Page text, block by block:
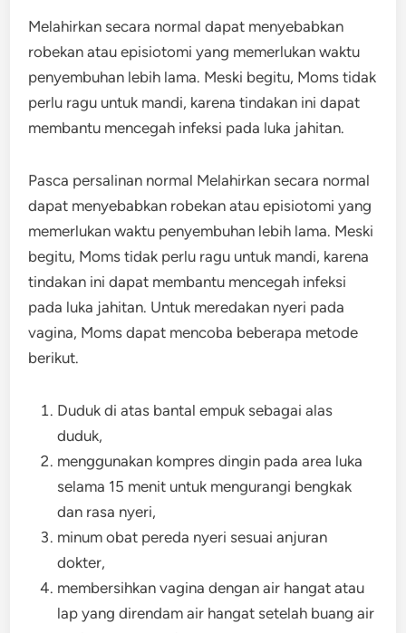
Melahirkan secara normal dapat menyebabkan
robekan atau episiotomi yang memerlukan waktu
penyembuhan lebih lama. Meski begitu, Moms tidak
perlu ragu untuk mandi, karena tindakan ini dapat
membantu mencegah infeksi pada luka jahitan.
Pasca persalinan normal Melahirkan secara normal
dapat menyebabkan robekan atau episiotomi yang
memerlukan waktu penyembuhan lebih lama. Meski
begitu, Moms tidak perlu ragu untuk mandi, karena
tindakan ini dapat membantu mencegah infeksi
pada luka jahitan. Untuk meredakan nyeri pada
vagina, Moms dapat mencoba beberapa metode
berikut.
Duduk di atas bantal empuk sebagai alas
duduk,
menggunakan kompres dingin pada area luka
selama 15 menit untuk mengurangi bengkak
dan rasa nyeri,
minum obat pereda nyeri sesuai anjuran
dokter,
membersihkan vagina dengan air hangat atau
lap yang direndam air hangat setelah buang air